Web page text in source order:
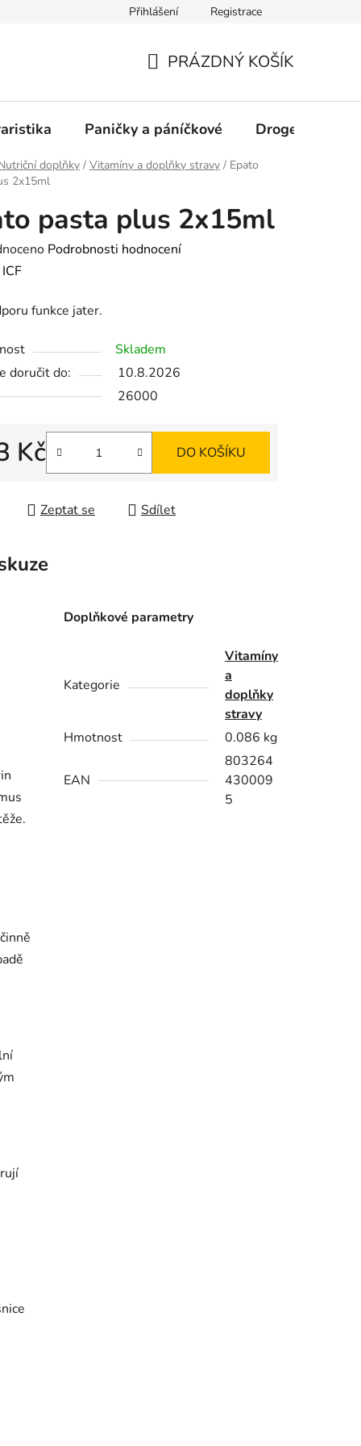
Přihlášení Registrace
KOŠÍK
PRÁZDNÝ KOŠÍK
Paničky a páníčkové Drogerie
doplňky / Vitamíny a doplňky stravy / Epato
2x15ml
pasta plus 2x15ml
Podrobnosti hodnocení
ICF
funkce jater.
Skladem
doručit do:
10.8.2026
26000
Kč DO KOŠÍKU
Zeptat se Sdílet
Doplňkové parametry
Kategorie
Vitamíny
a
doplňky
stravy
Hmotnost
0.086 kg
EAN
803264
430009
5